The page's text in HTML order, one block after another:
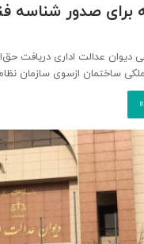
برای صدور شناسه
دیوان عدالت اداری دریافت
ساختمان ازسوی سازمان